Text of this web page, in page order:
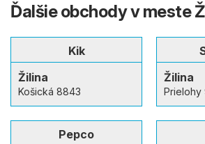
Ďalšie obchody v meste
Kik
Žilina
Košická 8843
Žilina
Prielohy
Pepco